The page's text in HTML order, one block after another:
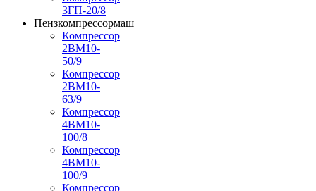
3ГП-20/8
Пензкомпрессормаш
Компрессор
2ВМ10-
50/9
Компрессор
2ВМ10-
63/9
Компрессор
4ВМ10-
100/8
Компрессор
4ВМ10-
100/9
Компрессор